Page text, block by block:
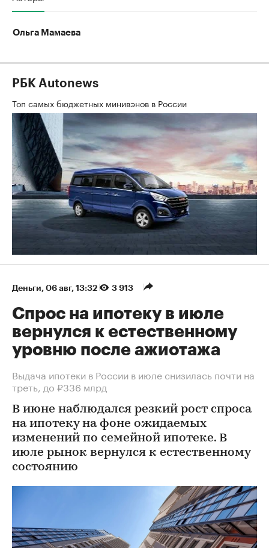
Ольга Мамаева
РБК Autonews
Топ самых бюджетных минивэнов в России
Деньги⁠, 06 авг, 13:32 3 913
Спрос на ипотеку в июле
вернулся к естественному
уровню после ажиотажа
Выдача ипотеки в России в июле снизилась почти на
треть, до ₽336 млрд
В июне наблюдался резкий рост спроса
на ипотеку на фоне ожидаемых
изменений по семейной ипотеке. В
июле рынок вернулся к естественному
состоянию